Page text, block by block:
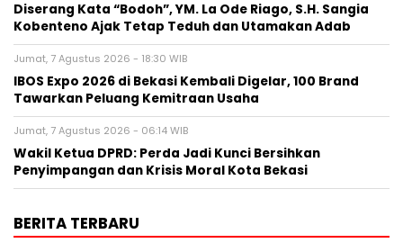
Diserang Kata “Bodoh”, YM. La Ode Riago, S.H. Sangia
Kobenteno Ajak Tetap Teduh dan Utamakan Adab
Jumat, 7 Agustus 2026 - 18:30 WIB
IBOS Expo 2026 di Bekasi Kembali Digelar, 100 Brand
Tawarkan Peluang Kemitraan Usaha
Jumat, 7 Agustus 2026 - 06:14 WIB
Wakil Ketua DPRD: Perda Jadi Kunci Bersihkan
Penyimpangan dan Krisis Moral Kota Bekasi
BERITA TERBARU